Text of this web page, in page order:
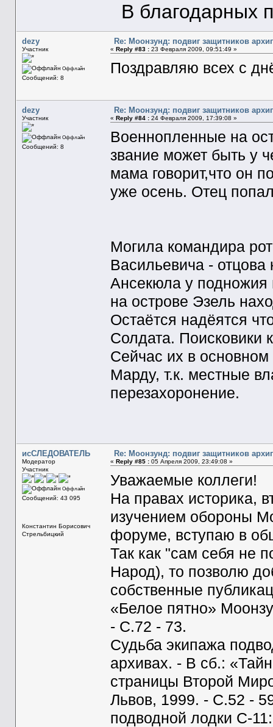
В благодарных
dezy
Участник
Оффлайн
Сообщений: 8
Re: Моонзунд: подвиг защитников
« Reply #83 :23 Февраля 2009, 09:51:49 »
Поздравляю всех с
dezy
Участник
Оффлайн
Сообщений: 8
Re: Моонзунд: подвиг защитников
« Reply #84 :24 Февраля 2009, 17:39:08 »
Военнопленные на
звание может быть у
мама говорит,что он
уже осень. Отец
Могила командира
Васильевича -
Ансекюла у подножия
на острове Эзель
Остаётся надёятся
Солдата. Поисковики
Сейчас их в
Марду, т.к. местные
перезахоронение.
исСЛЕДОВАТЕЛЬ
Модератор
Участник
Оффлайн
Сообщений: 43 095
Константин Борисович
Стрельбицкий
Re: Моонзунд: подвиг защитников
« Reply #85 :05 Апреля 2009, 23:49:08 »
Уважаемые коллеги!
На правах историка,
изучением обороны
форуме, вступаю в
Так как "сам себя не
Народ), то позволю
собственные
«Белое пятно»
- С.72 - 73.
Судьба экипажа
архивах. - В сб.:
страницы Второй
Львов, 1999. - С.52 -
подводной лодки С-